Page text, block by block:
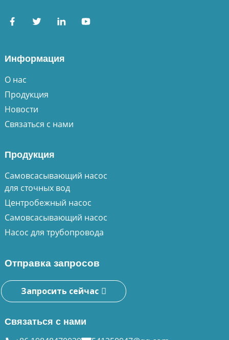
Информация
О нас
Продукция
Новости
Связаться с нами
Продукция
Самовсасывающий насос
для сточных вод
Центробежный насос
Самовсасывающий насос
Насос для трубопровода
Отправка запросов
Запросить сейчас
Связаться с нами